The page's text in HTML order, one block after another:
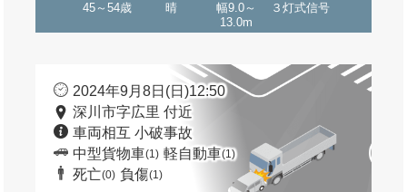
45～54歳 晴
幅9.0～
13.0m
３灯式信号
2024年9月8日(日)12:50
深川市字広里 付近
車両相互 小破事故
中型貨物車(1) 軽自動車(1)
死亡(0) 負傷(1)